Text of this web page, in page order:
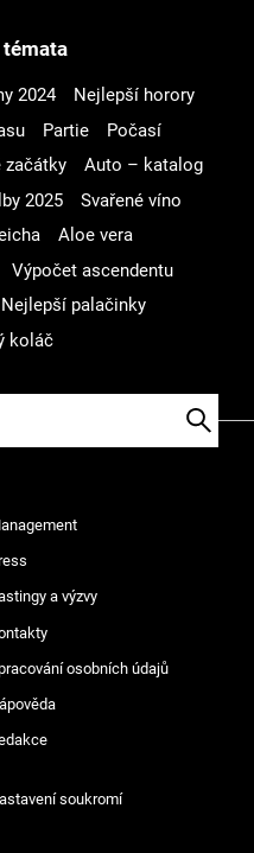
2024
Nejlepší horory
Partie
Počasí
začátky
Auto – katalog
2025
Svařené víno
Aloe vera
Výpočet ascendentu
Nejlepší palačinky
koláč
a výzvy
osobních údajů
soukromí